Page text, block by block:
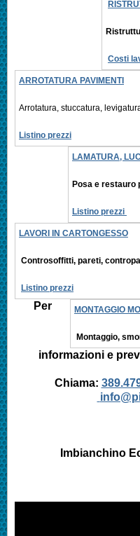
Costi
ARROTATURA PAVIMENTI
Arrotatura, stuccatura,
Listino prezzi
LAMATURA,
Posa e restauro
Listino prezzi
LAVORI IN CARTONGESSO
Controsoffitti, pareti,
Listino prezzi
MONTAGGIO
Montaggio,
Per
Chiama:
Imbianchino